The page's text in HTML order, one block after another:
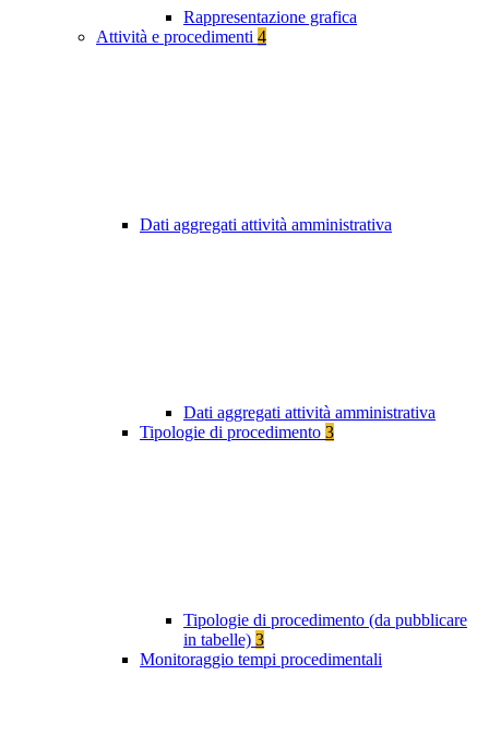
Rappresentazione grafica
Attività e procedimenti 4
Dati aggregati attività amministrativa
Dati aggregati attività amministrativa
Tipologie di procedimento 3
Tipologie di procedimento (da pubblicare
in tabelle) 3
Monitoraggio tempi procedimentali